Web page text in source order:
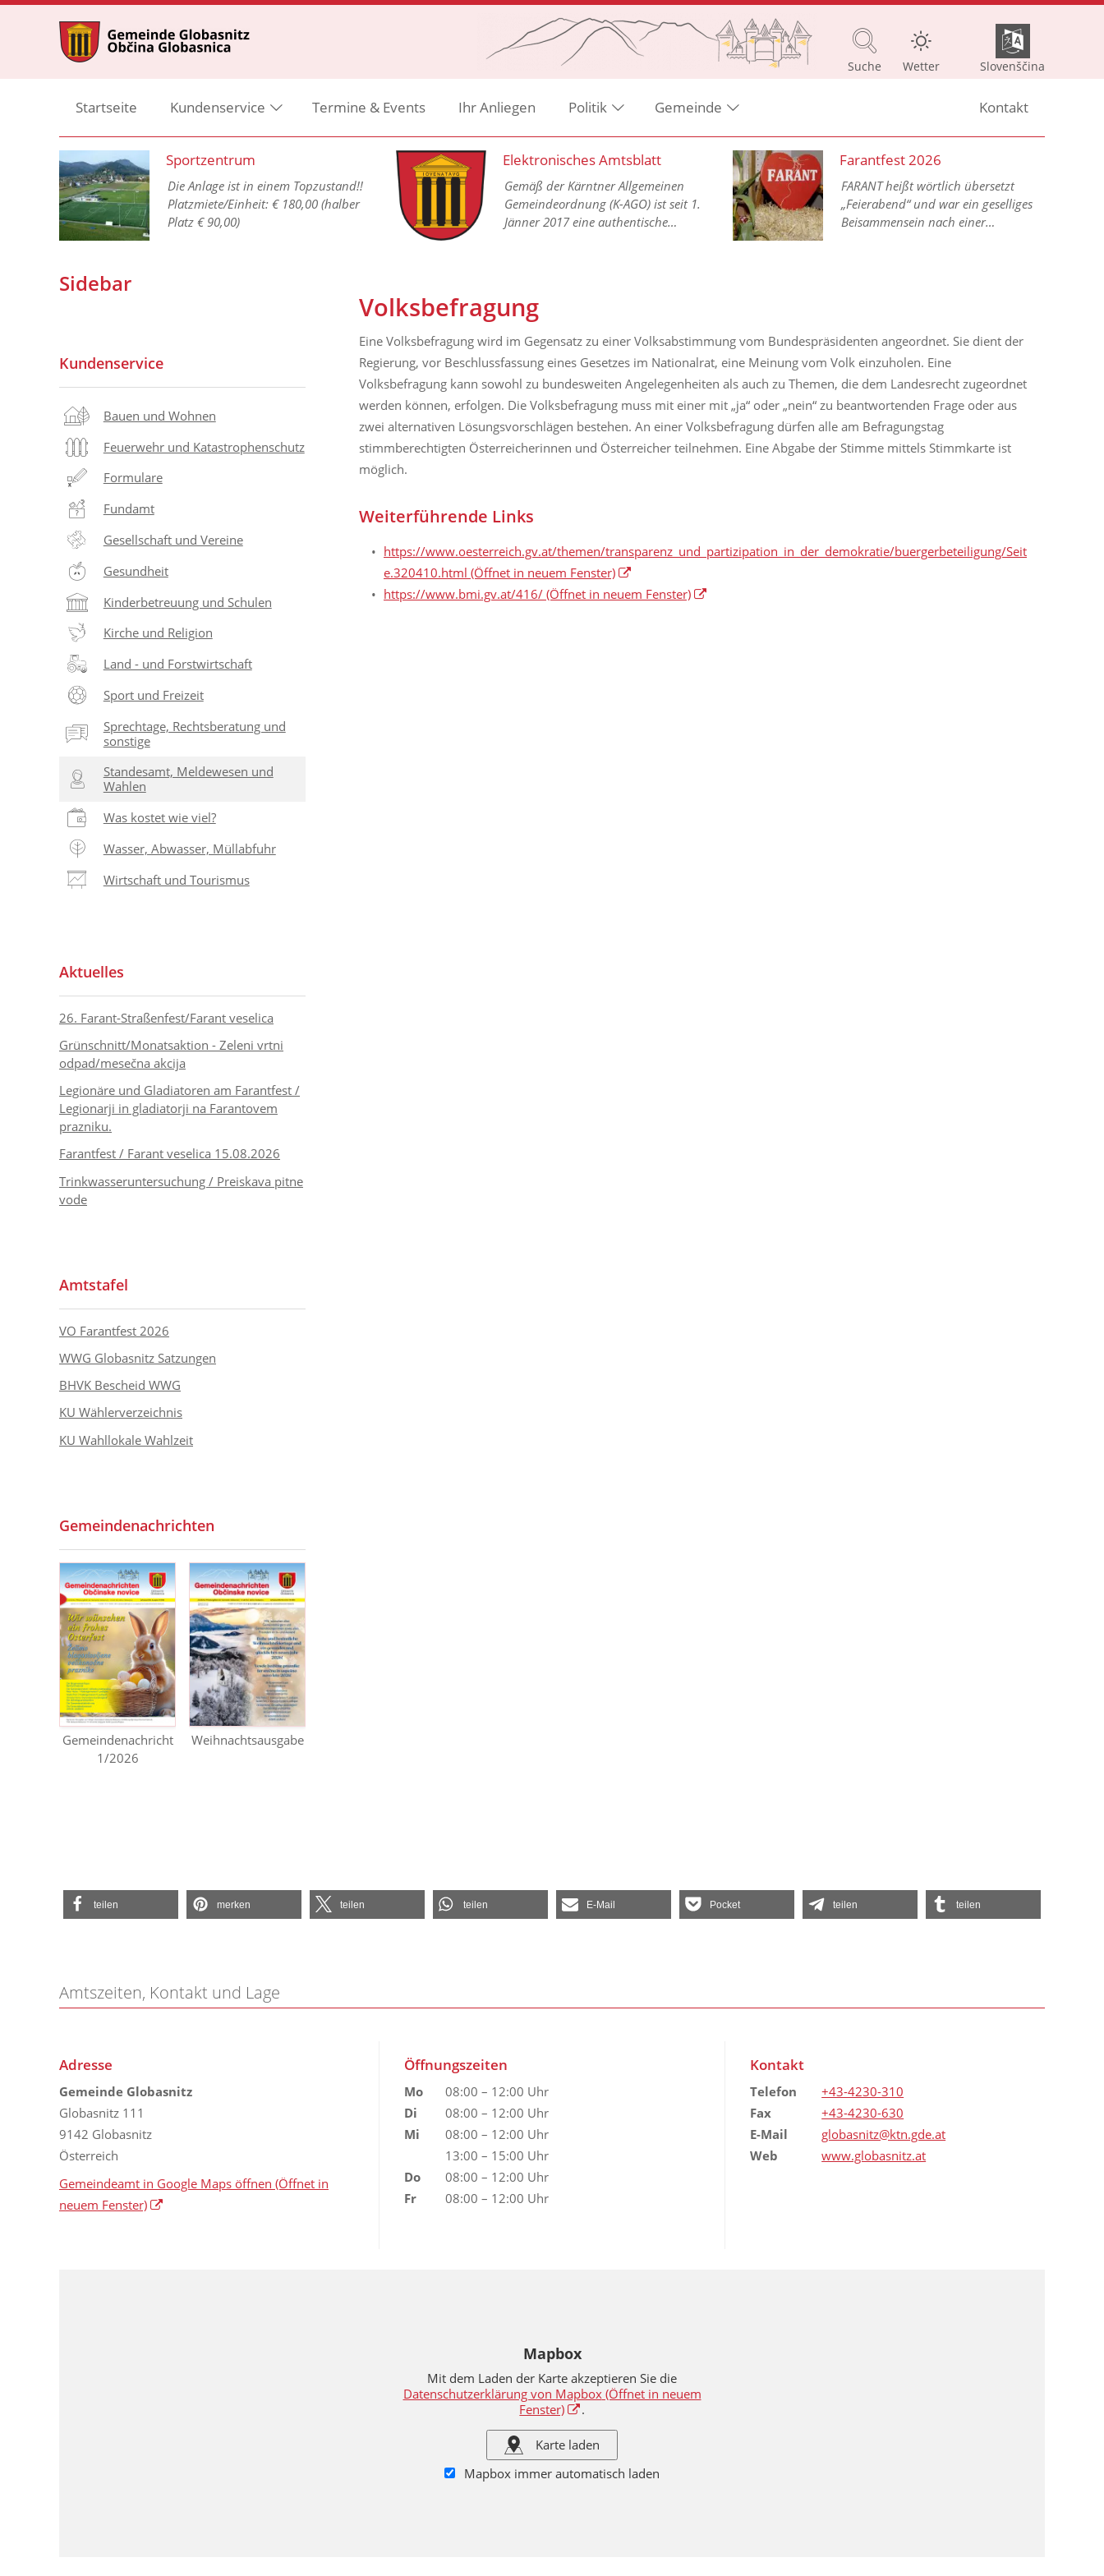
Suche Wetter Slovenščina
Startseite Kundenservice Termine & Events Ihr Anliegen Politik Gemeinde Kontakt
Sportzentrum
Die Anlage ist in einem Topzustand!!
Platzmiete/Einheit: € 180,00 (halber
Platz € 90,00)
Elektronisches Amtsblatt
Gemäß der Kärntner Allgemeinen
Gemeindeordnung (K-AGO) ist seit 1.
Jänner 2017 eine authentische
Farantfest 2026
FARANT heißt wörtlich übersetzt
„Feierabend“ und war ein geselliges
Beisammensein nach einer
Volksbefragung
Eine Volksbefragung wird im Gegensatz zu einer Volksabstimmung vom Bundespräsidenten angeordnet. Sie dient der
Regierung, vor Beschlussfassung eines Gesetzes im Nationalrat, eine Meinung vom Volk einzuholen. Eine
Volksbefragung kann sowohl zu bundesweiten Angelegenheiten als auch zu Themen, die dem Landesrecht zugeordnet
werden können, erfolgen. Die Volksbefragung muss mit einer mit „ja“ oder „nein“ zu beantwortenden Frage oder aus
zwei alternativen Lösungsvorschlägen bestehen. An einer Volksbefragung dürfen alle am Befragungstag
stimmberechtigten Österreicherinnen und Österreicher teilnehmen. Eine Abgabe der Stimme mittels Stimmkarte ist
möglich.
Weiterführende Links
https://www.oesterreich.gv.at/themen/transparenz_und_partizipation_in_der_demokratie/buergerbeteiligung/Seit
e.320410.html (Öffnet in neuem Fenster)
https://www.bmi.gv.at/416/ (Öffnet in neuem Fenster)
Sidebar
Kundenservice
Bauen und Wohnen
Feuerwehr und Katastrophenschutz
Formulare
Fundamt
Gesellschaft und Vereine
Gesundheit
Kinderbetreuung und Schulen
Kirche und Religion
Land - und Forstwirtschaft
Sport und Freizeit
Sprechtage, Rechtsberatung und
sonstige
Standesamt, Meldewesen und
Wahlen
Was kostet wie viel?
Wasser, Abwasser, Müllabfuhr
Wirtschaft und Tourismus
Aktuelles
26. Farant-Straßenfest/Farant veselica
Grünschnitt/Monatsaktion - Zeleni vrtni
odpad/mesečna akcija
Legionäre und Gladiatoren am Farantfest /
Legionarji in gladiatorji na Farantovem
prazniku.
Farantfest / Farant veselica 15.08.2026
Trinkwasseruntersuchung / Preiskava pitne
vode
Amtstafel
VO Farantfest 2026
WWG Globasnitz Satzungen
BHVK Bescheid WWG
KU Wählerverzeichnis
KU Wahllokale Wahlzeit
Gemeindenachrichten
Gemeindenachricht
1/2026
Weihnachtsausgabe
teilen merken teilen teilen E-Mail Pocket teilen teilen
Amtszeiten, Kontakt und Lage
Adresse
Gemeinde Globasnitz
Globasnitz 111
9142 Globasnitz
Österreich
Gemeindeamt in Google Maps öffnen (Öffnet in
neuem Fenster)
Öffnungszeiten
Mo
08:00 – 12:00 Uhr
Di
08:00 – 12:00 Uhr
Mi
08:00 – 12:00 Uhr
13:00 – 15:00 Uhr
Do
08:00 – 12:00 Uhr
Fr
08:00 – 12:00 Uhr
Kontakt
Telefon
+43-4230-310
Fax
+43-4230-630
E-Mail
globasnitz@ktn.gde.at
Web
www.globasnitz.at
Mapbox
Mit dem Laden der Karte akzeptieren Sie die
Datenschutzerklärung von Mapbox(Öffnet in neuem
Fenster)
.
Karte laden
Mapbox immer automatisch laden